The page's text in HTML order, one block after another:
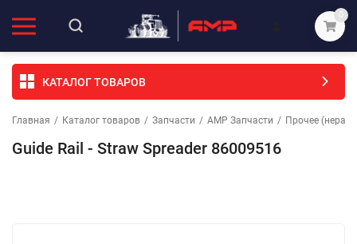
0
КАТАЛОГ ТОВАРОВ
Главная / Каталог товаров / Запчасти / АМР Запчасти / Прочее
Guide Rail - Straw Spreader 86009516